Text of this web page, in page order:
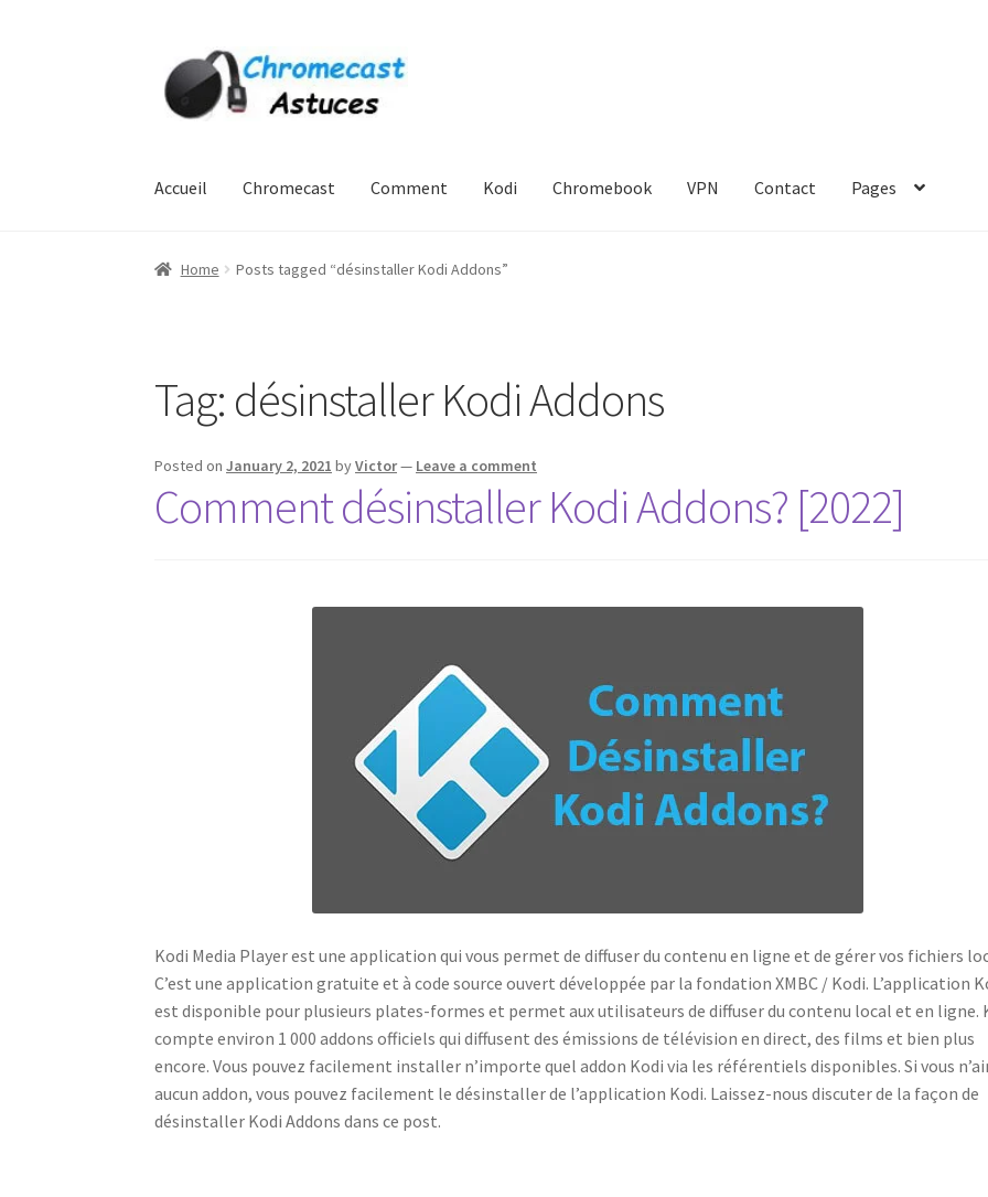
Skip
to
navigation
Skip
to
content
Accueil Chromecast Comment Kodi Chromebook VPN Contact Pages
Home À PROPOS DE NOUS Cart Checkout Contact
Home Posts tagged “désinstaller Kodi Addons”
Tag: désinstaller Kodi Addons
Posted onJanuary 2, 2021 byVictor— Leave a comment
Comment désinstaller Kodi Addons? [2022]
Kodi Media Player est une application qui vous permet de diffuser du contenu en ligne et de gérer vos fichiers
C’est une application gratuite et à code source ouvert développée par la fondation XMBC / Kodi. L’application
est disponible pour plusieurs plates-formes et permet aux utilisateurs de diffuser du contenu local et en ligne.
compte environ 1 000 addons officiels qui diffusent des émissions de télévision en direct, des films et bien plus
encore. Vous pouvez facilement installer n’importe quel addon Kodi via les référentiels disponibles. Si vous
aucun addon, vous pouvez facilement le désinstaller de l’application Kodi. Laissez-nous discuter de la façon de
désinstaller Kodi Addons dans ce post.